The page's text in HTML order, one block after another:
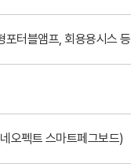
포터블앰프, 회용용시스 등
펙트 스마트페그보드)